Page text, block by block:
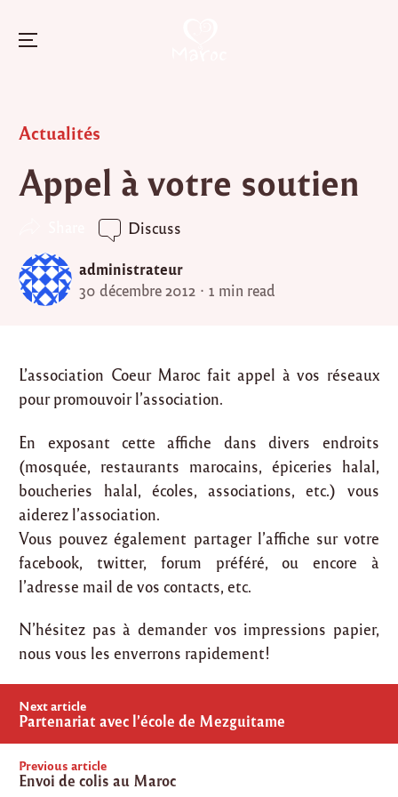
content
Menu
Posted
Actualités
Appel à votre soutien
administrateur
30 décembre 2012
1 min read
Discuss
L’association Coeur Maroc fait appel à vos réseaux
pour promouvoir l’association.
En exposant cette affiche dans divers endroits
(mosquée, restaurants marocains, épiceries halal,
boucheries halal, écoles, associations, etc.) vous
aiderez l’association.
Vous pouvez également partager l’affiche sur votre
facebook, twitter, forum préféré, ou encore à
l’adresse mail de vos contacts, etc.
N’hésitez pas à demander vos impressions papier,
nous vous les enverrons rapidement!
Post
navigation
Previous article
Envoi de colis au Maroc
Next article
Partenariat avec l’école de Mezguitame